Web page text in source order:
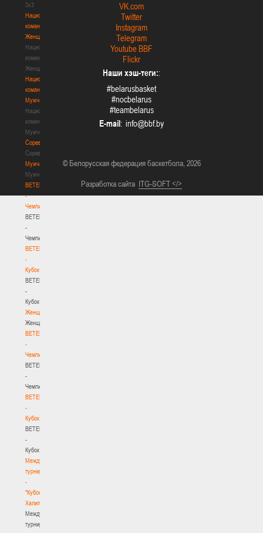
3х3
Национальная
команда.
Женщины
Национальная
команда.
Женщины
Национальная
команда.
Мужчины
Национальная
команда.
Мужчины
Соревнования
Соревнования
Мужчины
Мужчины
BETERA
-
Чемпионат
BETERA
-
Чемпионат
BETERA
-
Кубок
BETERA
-
Кубок
Женщины
Женщины
BETERA
-
Чемпионат
BETERA
-
Чемпионат
BETERA
-
Кубок
BETERA
-
Кубок
Международный
турнир
-
"Кубок
Халипского"
Международный
турнир
VK.com
Twitter
Instagram
Telegram
Youtube BBF
Flickr
Наши хэш-теги::
#belarusbasket
#nocbelarus
#teambelarus
E-mail:
© Белорусская федерация баскетбола, 2026
Разработка сайта ITG-SOFT </>